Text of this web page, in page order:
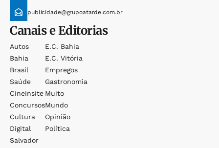
publicidade@grupoatarde.com.br
Canais e Editorias
Autos
Bahia
Brasil
Saúde
Cineinsite
Concursos
Cultura
Digital
Salvador
E.c. Bahia
E.c. Vitória
Empregos
Gastronomia
Muito
Mundo
Opinião
Política